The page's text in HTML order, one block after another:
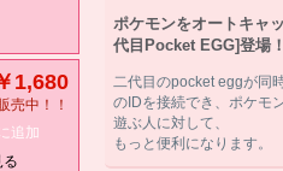
1,680
売中！！
追加
る
ポケモンをオートキャ
代目Pocket EGG]登場！
二代目のpocket eggが同
のIDを接続でき、ポケモ
遊ぶ人に対して、
もっと便利になります。